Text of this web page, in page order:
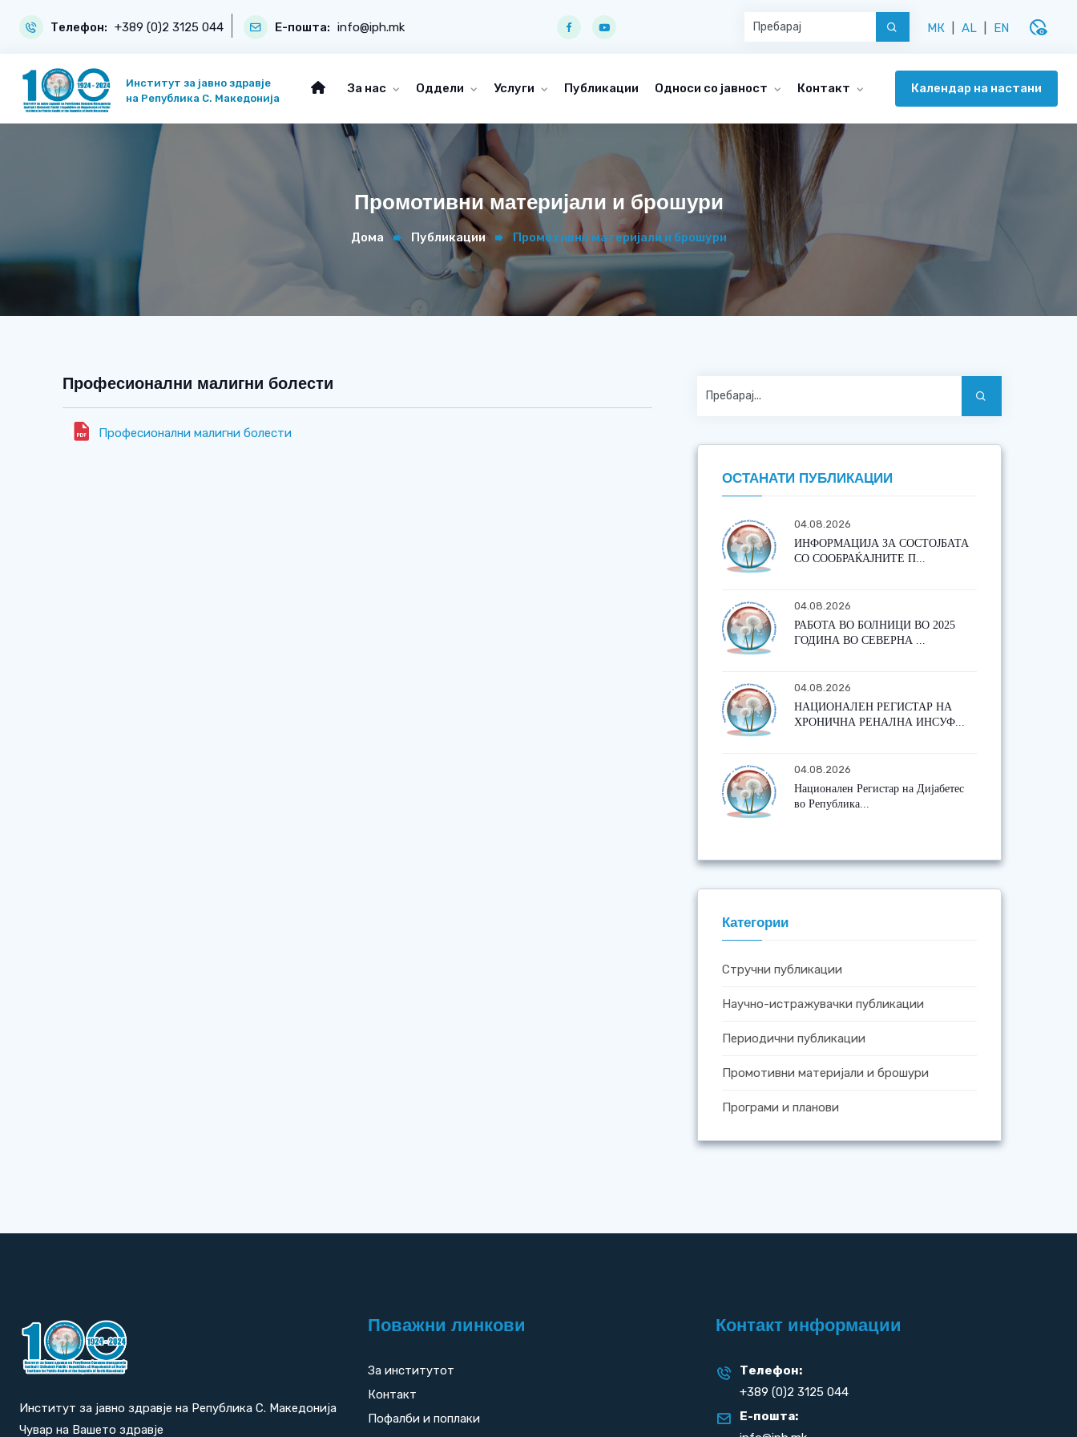
Телефон: +389 (0)2 3125 044 Е-пошта: info@iph.mk МК AL EN disabled_visible
Институт за јавно здравје
на Република С. Македонија
За нас Оддели Услуги Публикации Односи со јавност Контакт Календар на настани
Промотивни материјали и брошури
Дома Публикации Промотивни материјали и брошури
Професионални малигни болести
Професионални малигни болести
ОСТАНАТИ ПУБЛИКАЦИИ
04.08.2026
ИНФОРМАЦИЈА ЗА СОСТОЈБАТА
СО СООБРАЌАЈНИТЕ П...
04.08.2026
РАБОТА ВО БОЛНИЦИ ВО 2025
ГОДИНА ВО СЕВЕРНА ...
04.08.2026
НАЦИОНАЛЕН РЕГИСТАР НА
ХРОНИЧНА РЕНАЛНА ИНСУФ...
04.08.2026
Национален Регистар на Дијабетес
во Република...
Категории
Стручни публикации
Научно-истражувачки публикации
Периодични публикации
Промотивни материјали и брошури
Програми и планови
Институт за јавно здравје на Република С. Македонија
Чувар на Вашето здравје
Поважни линкови
За институтот
Контакт
Пофалби и поплаки
Контакт информации
Телефон:
+389 (0)2 3125 044
Е-пошта: